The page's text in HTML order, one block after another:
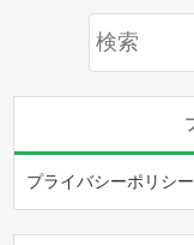
プライバシーポリシー